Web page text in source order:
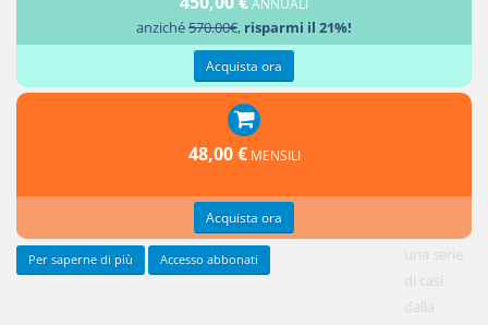
Il comodante ha la possibilità di recedere dal comodato, sciogliendo il
L'esercizio
può avere
una serie
di casi
dalla
anziché570.00€, risparmi il 21%!
Acquista ora
48,00 € MENSILI
Acquista ora
Per saperne di più Accesso abbonati